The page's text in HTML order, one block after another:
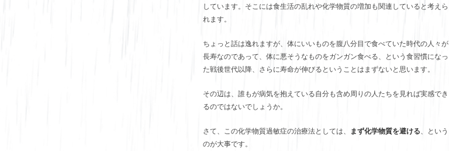
しています。そこには食生活の乱れや化学物質の増加も関連していると考えら
れます。
ちょっと話は逸れますが、体にいいものを腹八分目で食べていた時代の人々が
長寿なのであって、体に悪そうなものをガンガン食べる、という食習慣になっ
た戦後世代以降、さらに寿命が伸びるということはまずないと思います。
その辺は、誰もが病気を抱えている自分も含め周りの人たちを見れば実感でき
るのではないでしょうか。
さて、この化学物質過敏症の治療法としては、 まず化学物質を避ける 、という
のが大事です。